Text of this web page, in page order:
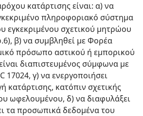
κατάρτισης είναι: α) να
πληροφοριακό σύστημα
εγκεκριμένου σχετικού μητρώου
β) να συμβληθεί με Φορέα
πρόσωπο αστικού ή εμπορικού
διαπιστευμένος σύμφωνα με
17024, γ) να ενεργοποιήσει
κατάρτισης, κατόπιν σχετικής
ωφελουμένου, δ) να διαφυλάξει
τα προσωπικά δεδομένα του